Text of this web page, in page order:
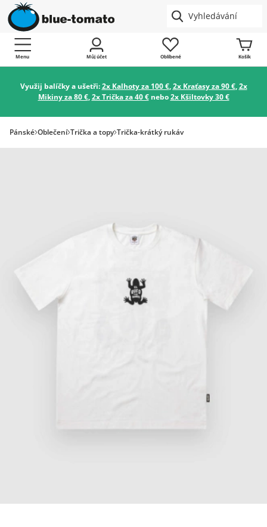
Menu Můj účet Oblíbené Košík
Využij balíčky a ušetři:2x Kalhoty za 100 €,2x Kraťasy za 90 €,2x
Mikiny za 80 €,2x Trička za 40 €nebo2x Kšiltovky 30 €
Pánské Oblečení Trička a topy Trička-krátký rukáv